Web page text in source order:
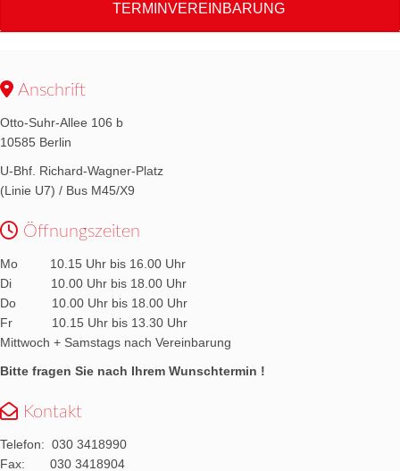
TERMINVEREINBARUNG
Anschrift
Otto-Suhr-Allee 106 b
10585 Berlin
U-Bhf. Richard-Wagner-Platz
(Linie U7) / Bus M45/X9
Öffnungszeiten
Mo 10.15 Uhr bis 16.00 Uhr
Di 10.00 Uhr bis 18.00 Uhr
Do 10.00 Uhr bis 18.00 Uhr
Fr 10.15 Uhr bis 13.30 Uhr
Mittwoch + Samstags nach Vereinbarung
Bitte fragen Sie nach Ihrem Wunschtermin !
Kontakt
Telefon: 030 3418990
Fax: 030 3418904